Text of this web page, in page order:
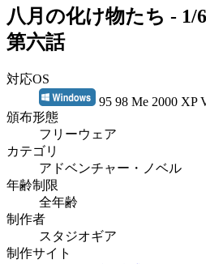
八月の化け物たち - 1/
第六話
対応OS
95 98 Me 2000 XP
頒布形態
フリーウェア
カテゴリ
アドベンチャー・ノベル
年齢制限
全年齢
制作者
スタジオギア
制作サイト